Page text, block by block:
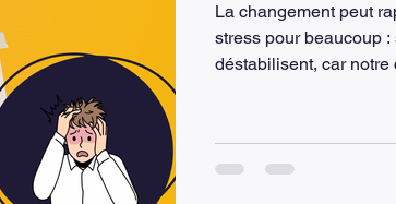
La changement peut
stress pour beaucoup
déstabilisent, car
rapidement face aux
subir la pression liée